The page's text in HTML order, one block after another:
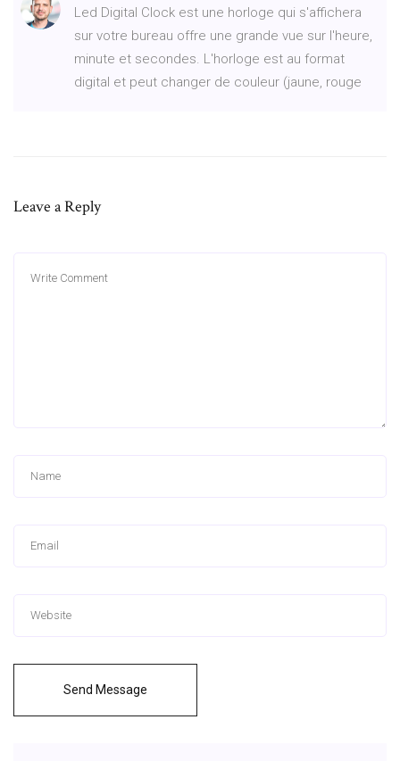
Led Digital Clock est une horloge qui s'affichera
sur votre bureau offre une grande vue sur l'heure,
minute et secondes. L'horloge est au format
digital et peut changer de couleur (jaune, rouge
Leave a Reply
Send Message